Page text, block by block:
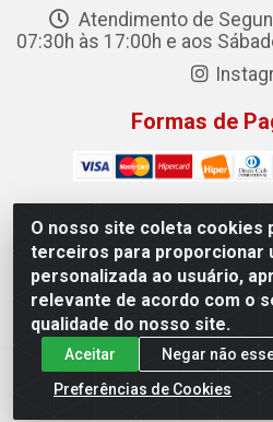
O nosso site coleta cookies
terceiros para proporcionar
personalizada ao usuário,
relevante de acordo com o
qualidade do nosso site.
Aceitar
Negar não
Preferências de Cookies
Atendimento de
07:30h às 17:00h e aos
Formas de
Machado Carnes
Logradouro: Avenida Candido
- CEP 64.500-000 -